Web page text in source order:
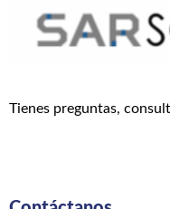
Tienes preguntas,